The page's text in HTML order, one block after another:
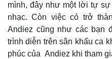
mình, đây như một lời tự
nhạc. Còn việc có trở
Andiez cũng như các bạn
trình diễn trên sân khấu ca
phúc của Andiez khi tham